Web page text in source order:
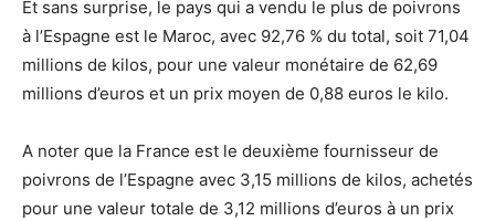
Et sans surprise, le pays qui a vendu le plus de poivrons
à l’Espagne est le Maroc, avec 92,76 % du total, soit 71,04
millions de kilos, pour une valeur monétaire de 62,69
millions d’euros et un prix moyen de 0,88 euros le kilo.
A noter que la France est le deuxième fournisseur de
poivrons de l’Espagne avec 3,15 millions de kilos, achetés
pour une valeur totale de 3,12 millions d’euros à un prix